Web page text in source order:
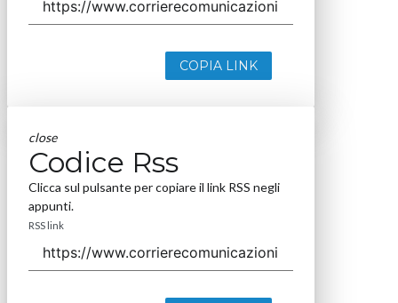
COPIA LINK
close
Codice Rss
Clicca sul pulsante per copiare il link RSS negli
appunti.
RSS link